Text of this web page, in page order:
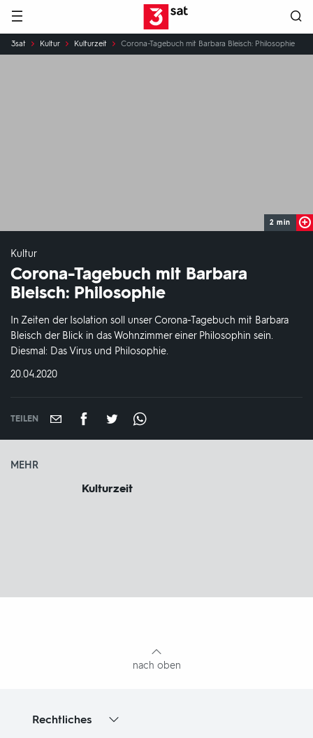
Hauptnavigation 3SAT
Sie
sind
3sat Kultur Kulturzeit Corona-Tagebuch mit Barbara Bleisch: Philosophie
2 min
Kultur
Corona-Tagebuch mit Barbara
Bleisch: Philosophie
In Zeiten der Isolation soll unser Corona-Tagebuch mit Barbara
Bleisch der Blick in das Wohnzimmer einer Philosophin sein.
Diesmal: Das Virus und Philosophie.
DATUM:
20.04.2020
TEILEN
MEHR
Kulturzeit
nach oben
Rechtliches